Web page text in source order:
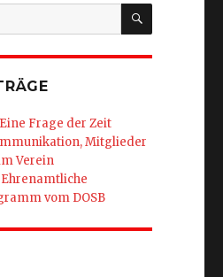
SUCHEN
Frage der Zeit
Mitglieder
Verein
vom DOSB